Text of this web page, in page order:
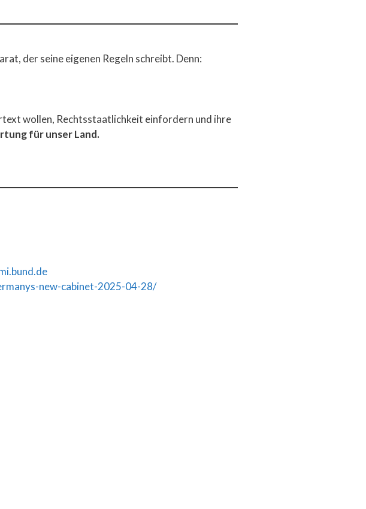
der seine eigenen Regeln schreibt. Denn:
wollen, Rechtsstaatlichkeit einfordern und ihre
für unser Land.
new-cabinet-2025-04-28/